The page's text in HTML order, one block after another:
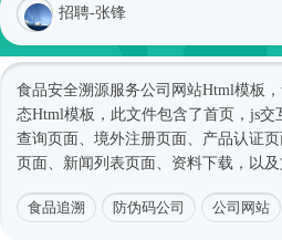
招聘-张锋
食品安全溯源服务公司网站Html模板
态Html模板 ，此文件包含了首页，js
查询页面、境外注册页面、产品认证
页面、新闻列表页面、资料下载，以及
食品追溯 防伪码公司 公司网站